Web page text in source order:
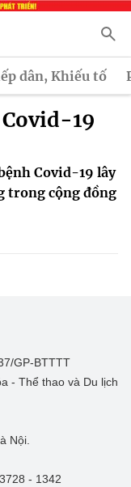
dân, Khiếu tố
19
Covid-19 lây
trong cộng đồng
GP-BTTTT
- Thể thao và Du lịch
Nội.
- 1342